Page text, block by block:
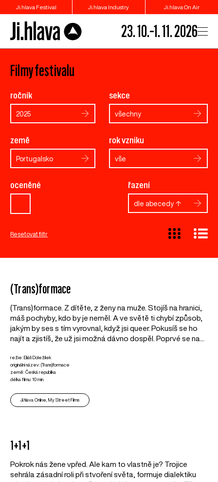
Ji.hlava Festival Ji.hlava Industry Ji.hlava On Air
23. 10.–1. 11. 2026
Filmy festivalu
ročník
2025
sekce
všechny
země
Portugalsko
rok vzniku
vše
oceněné řazení
dle abecedy ↑
Resetovat filtr
(Trans)formace
(Trans)formace. Z dítěte, z ženy na muže. Stojíš na hranici,
máš pochyby, kdo by je neměl. A ve světě ti chybí způsob,
jakým by ses s tím vyrovnal, když jsi queer. Pokusíš se ho
najít a zjistíš, že už jsi možná dávno dospěl. Poprvé se na...
režie: Eliáš Doležílek
originální název: (Trans)formace
země: Česká republika
délka filmu: 10 min.
Ji.hlava Online, My Street Films
1+1+1
Pokrok nás žene vpřed. Ale kam to vlastně je? Trojice
sehrála zásadní roli při stvoření světa, formuje dialektiku